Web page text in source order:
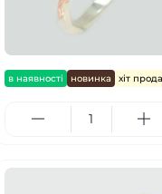
в наявності новинка хіт